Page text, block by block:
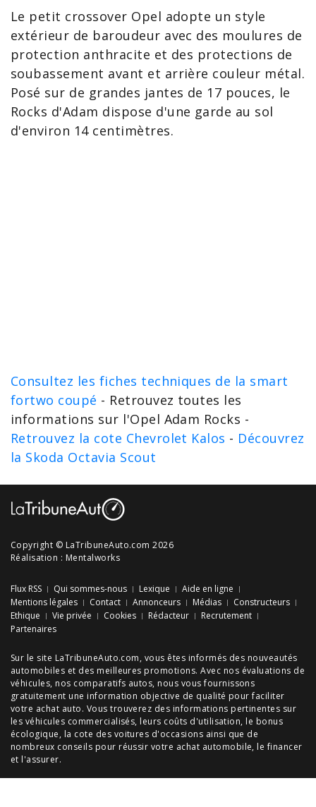
Le petit crossover Opel adopte un style
extérieur de baroudeur avec des moulures de
protection anthracite et des protections de
soubassement avant et arrière couleur métal.
Posé sur de grandes jantes de 17 pouces, le
Rocks d'Adam dispose d'une garde au sol
d'environ 14 centimètres.
Consultez les fiches techniques de la smart
fortwo coupé - Retrouvez toutes les
informations sur l'Opel Adam Rocks -
Retrouvez la cote Chevrolet Kalos - Découvrez
la Skoda Octavia Scout
Copyright © LaTribuneAuto.com 2026
Réalisation : Mentalworks
Flux RSS Qui sommes-nous Lexique
Aide en ligne
Mentions légales
Contact Annonceurs Médias
Constructeurs
Ethique
Vie privée Cookies Rédacteur
Recrutement
Partenaires
Sur le site LaTribuneAuto.com, vous êtes informés des nouveautés
automobiles et des meilleures promotions. Avec nos évaluations de
véhicules, nos comparatifs autos, nous vous fournissons
gratuitement une information objective de qualité pour faciliter
votre achat auto. Vous trouverez des informations pertinentes sur
les véhicules commercialisés, leurs coûts d'utilisation, le bonus
écologique, la cote des voitures d'occasions ainsi que de
nombreux conseils pour réussir votre achat automobile, le financer
et l'assurer.